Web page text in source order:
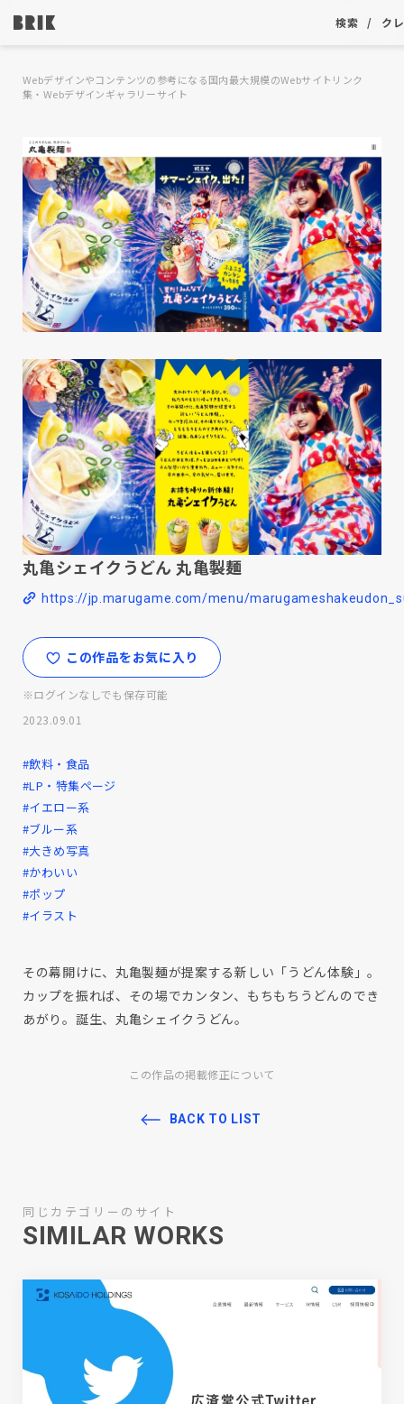
検索 ク
Webデザインやコンテンツの参考になる国内最大規模のWebサイトリンク
集・Webデザインギャラリーサイト
丸亀シェイクうどん 丸亀製麺
https://jp.marugame.com/menu/
この作品をお気に入り
※ログインなしでも保存可能
2023.09.01
#飲料・食品
#LP・特集ページ
#イエロー系
#ブルー系
#大きめ写真
#かわいい
#ポップ
#イラスト
その幕開けに、丸亀製麺が提案する新しい「うどん体験」。
カップを振れば、その場でカンタン、もちもちうどんのでき
あがり。誕生、丸亀シェイクうどん。
この作品の掲載修正について
BACK TO LIST
同じカテゴリーのサイト
SIMILAR WORKS